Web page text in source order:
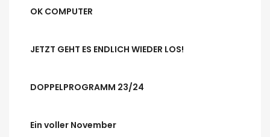
OK COMPUTER
JETZT GEHT ES ENDLICH WIEDER LOS!
DOPPELPROGRAMM 23/24
Ein voller November